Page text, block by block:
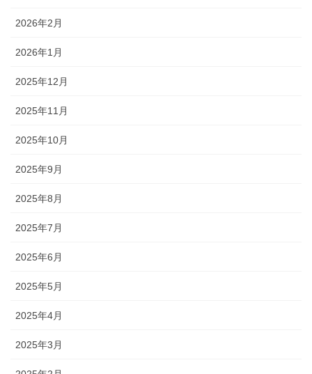
2026年2月
2026年1月
2025年12月
2025年11月
2025年10月
2025年9月
2025年8月
2025年7月
2025年6月
2025年5月
2025年4月
2025年3月